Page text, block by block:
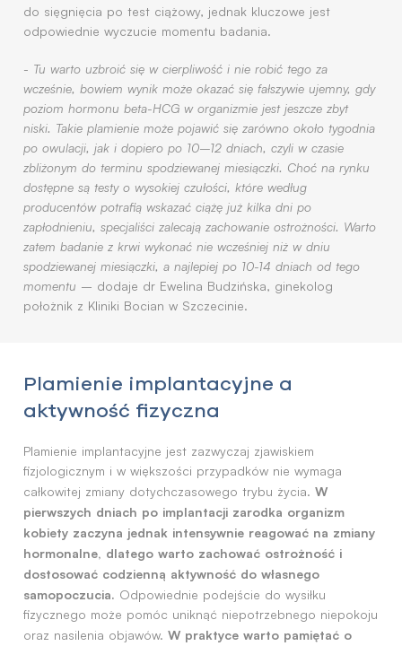
do sięgnięcia po test ciążowy, jednak kluczowe jest
odpowiednie wyczucie momentu badania.
- Tu warto uzbroić się w cierpliwość i nie robić tego za
wcześnie, bowiem wynik może okazać się fałszywie ujemny, gdy
poziom hormonu beta-HCG w organizmie jest jeszcze zbyt
niski. Takie plamienie może pojawić się zarówno około tygodnia
po owulacji, jak i dopiero po 10–12 dniach, czyli w czasie
zbliżonym do terminu spodziewanej miesiączki. Choć na rynku
dostępne są testy o wysokiej czułości, które według
producentów potrafią wskazać ciążę już kilka dni po
zapłodnieniu, specjaliści zalecają zachowanie ostrożności. Warto
zatem badanie z krwi wykonać nie wcześniej niż w dniu
spodziewanej miesiączki, a najlepiej po 10-14 dniach od tego
momentu – dodaje dr Ewelina Budzińska, ginekolog
położnik z Kliniki Bocian w Szczecinie.
Plamienie implantacyjne a
aktywność fizyczna
Plamienie implantacyjne jest zazwyczaj zjawiskiem
fizjologicznym i w większości przypadków nie wymaga
całkowitej zmiany dotychczasowego trybu życia. W
pierwszych dniach po implantacji zarodka organizm
kobiety zaczyna jednak intensywnie reagować na zmiany
hormonalne, dlatego warto zachować ostrożność i
dostosować codzienną aktywność do własnego
samopoczucia. Odpowiednie podejście do wysiłku
fizycznego może pomóc uniknąć niepotrzebnego niepokoju
oraz nasilenia objawów. W praktyce warto pamiętać o